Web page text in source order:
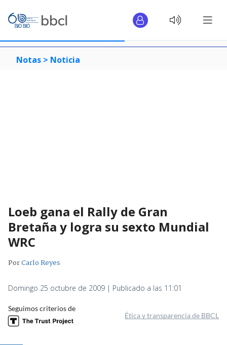
Notas > Noticia
Loeb gana el Rally de Gran
Bretaña y logra su sexto Mundial
WRC
PorCarlo Reyes
Domingo 25 octubre de 2009 | Publicado a las 11:01
Seguimos criterios de
Ética y transparencia de BBCL